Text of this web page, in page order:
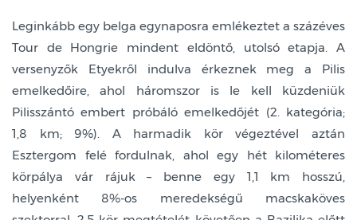
Leginkább egy belga egynaposra emlékeztet a százéves
Tour de Hongrie mindent eldöntő, utolsó etapja. A
versenyzők Etyekről indulva érkeznek meg a Pilis
emelkedőire, ahol háromszor is le kell küzdeniük
Pilisszántó embert próbáló emelkedőjét (2. kategória;
1,8 km; 9%). A harmadik kör végeztével aztán
Esztergom felé fordulnak, ahol egy hét kilométeres
körpálya vár rájuk – benne egy 1,1 km hosszú,
helyenként 8%-os meredekségű macskaköves